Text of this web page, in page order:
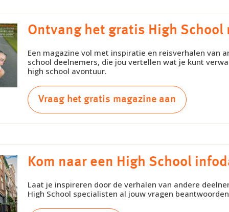
Ontvang het gratis High School
Een magazine vol met inspiratie en reisverhalen van
school deelnemers, die jou vertellen wat je kunt
high school avontuur.
Vraag het gratis magazine aan
Kom naar een High School
Laat je inspireren door de verhalen van andere
High School specialisten al jouw vragen